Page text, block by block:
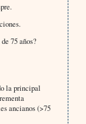
75 años?
la principal
ancianos (>75